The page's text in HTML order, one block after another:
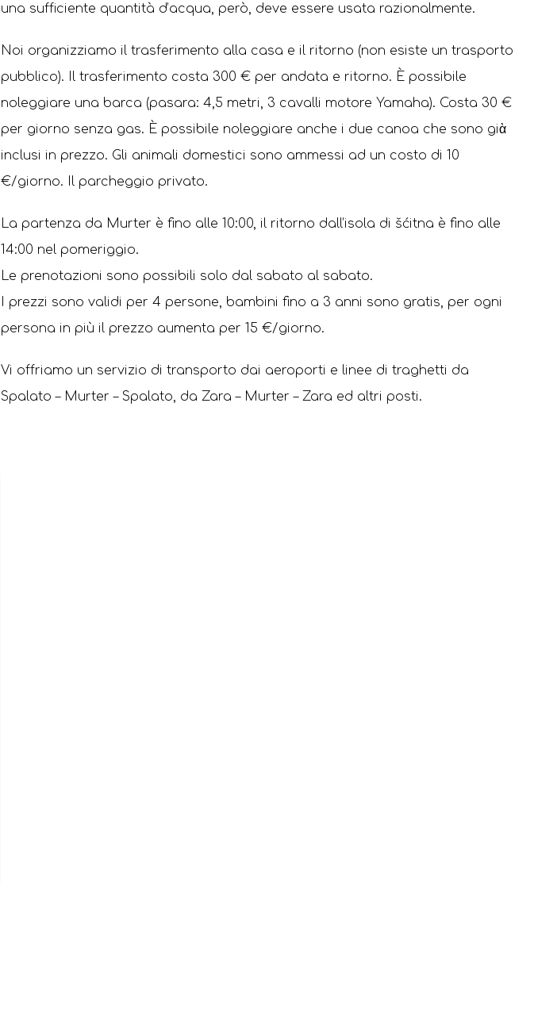
una sufficiente quantità d’acqua, però, deve essere usata razionalmente.
Noi organizziamo il trasferimento alla casa e il ritorno (non esiste un trasporto
pubblico). Il trasferimento costa 300 € per andata e ritorno. È possibile
noleggiare una barca (pasara: 4,5 metri, 3 cavalli motore Yamaha). Costa 30 €
per giorno senza gas. È possibile noleggiare anche i due canoa che sono giὰ
inclusi in prezzo. Gli animali domestici sono ammessi ad un costo di 10
€/giorno. Il parcheggio privato.
La partenza da Murter è fino alle 10:00, il ritorno dall’isola di šćitna è fino alle
14:00 nel pomeriggio.
Le prenotazioni sono possibili solo dal sabato al sabato.
I prezzi sono validi per 4 persone, bambini fino a 3 anni sono gratis, per ogni
persona in più il prezzo aumenta per 15 €/giorno.
Vi offriamo un servizio di transporto dai aeroporti e linee di traghetti da
Spalato – Murter – Spalato, da Zara – Murter – Zara ed altri posti.